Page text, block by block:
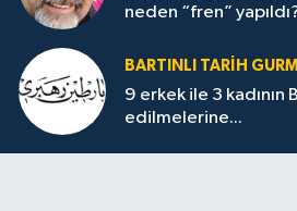
neden “fren”
BARTINLI TARIH
9 erkek ile 3 kadının
edilmelerine...